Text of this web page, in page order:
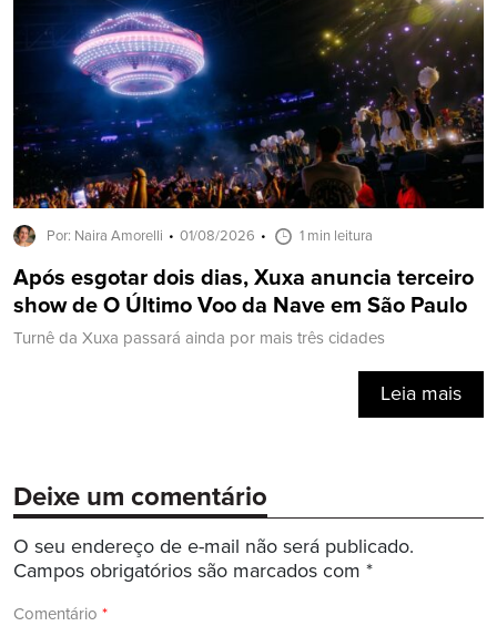
Por: Naira Amorelli 01/08/2026 1 min leitura
Após esgotar dois dias, Xuxa anuncia terceiro
show de O Último Voo da Nave em São Paulo
Turnê da Xuxa passará ainda por mais três cidades
Leia mais
Deixe um comentário
O seu endereço de e-mail não será publicado.
Campos obrigatórios são marcados com *
Comentário *